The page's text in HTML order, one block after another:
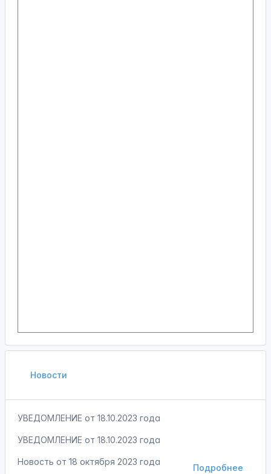
Новости
УВЕДОМЛЕНИЕ от 18.10.2023 года
УВЕДОМЛЕНИЕ от 18.10.2023 года
Подробнее
Новость от 18 октября 2023 года